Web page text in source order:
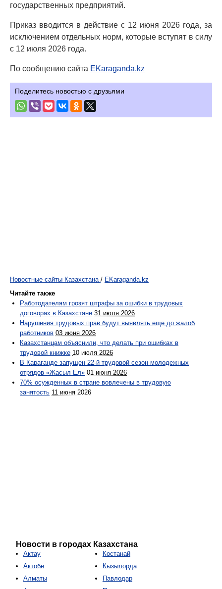
государственных предприятий.
Приказ вводится в действие с 12 июня 2026 года, за
исключением отдельных норм, которые вступят в силу
с 12 июля 2026 года.
По сообщению сайта EKaraganda.kz
Поделитесь новостью с друзьями
Новостные сайты Казахстана / EKaraganda.kz
Читайте также
Работодателям грозят штрафы за ошибки в трудовых
договорах в Казахстане 31 июля 2026
Нарушения трудовых прав будут выявлять еще до жалоб
работников 03 июня 2026
Казахстанцам объяснили, что делать при ошибках в
трудовой книжке 10 июля 2026
В Караганде запущен 22-й трудовой сезон молодежных
отрядов «Жасыл Ел» 01 июня 2026
70% осужденных в стране вовлечены в трудовую
занятость 11 июня 2026
Новости в городах Казахстана
Актау
Актобе
Алматы
Костанай
Кызылорда
Павлодар